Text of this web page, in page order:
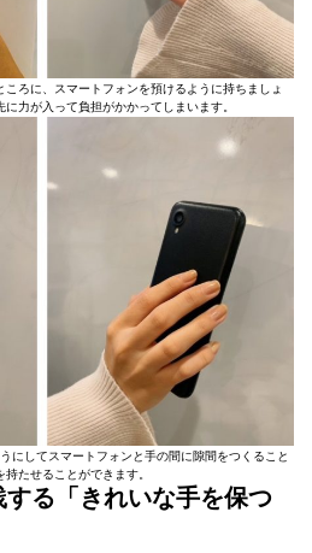
ろに、スマートフォンを預けるように持ちましょ
力が入って負担がかかってしまいます。
にしてスマートフォンと手の間に隙間をつくること
持たせることができます。
る「きれいな手を保つ